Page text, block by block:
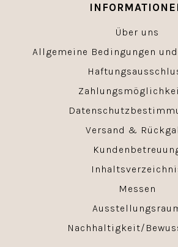
Über uns
Allgemeine Bedingungen
Versand &
Messen
Nachhaltigkeit/